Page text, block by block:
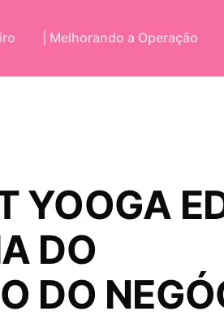
| Melhorando a Operação
YOOGA
DO
DO